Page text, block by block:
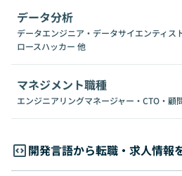
データ分析
データエンジニア・データサイエンティス
ロースハッカー 他
マネジメント職種
エンジニアリングマネージャー・CTO・顧
開発言語から転職・求人情報